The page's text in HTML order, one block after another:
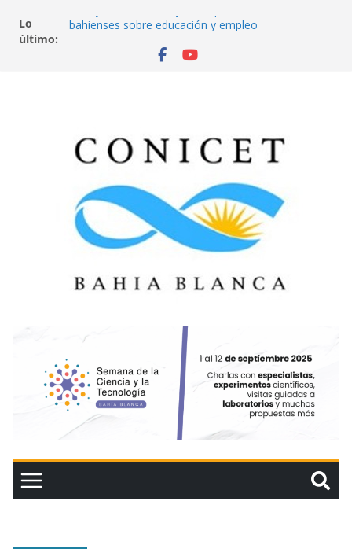
Lo
último:
bahienses sobre educación y empleo
Del secundario a la universidad: el desafío de llegar
cooperamos y cuándo cumplimos normas? Un
juego en red.